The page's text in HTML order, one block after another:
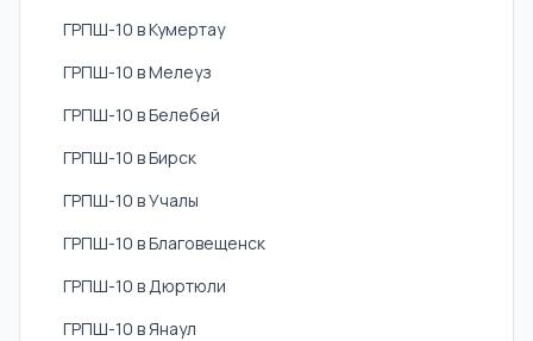
ГРПШ-10 в Кумертау
ГРПШ-10 в Мелеуз
ГРПШ-10 в Белебей
ГРПШ-10 в Бирск
ГРПШ-10 в Учалы
ГРПШ-10 в Благовещенск
ГРПШ-10 в Дюртюли
ГРПШ-10 в Янаул